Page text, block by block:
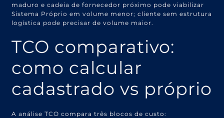
maduro e cadeia de fornecedor próximo pode viabilizar
Sistema Próprio em volume menor; cliente sem estrutura
logística pode precisar de volume maior.
TCO comparativo:
como calcular
cadastrado vs próprio
A análise TCO compara três blocos de custo: